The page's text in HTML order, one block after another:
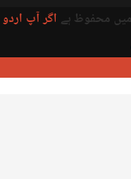
اگر آپ اردو